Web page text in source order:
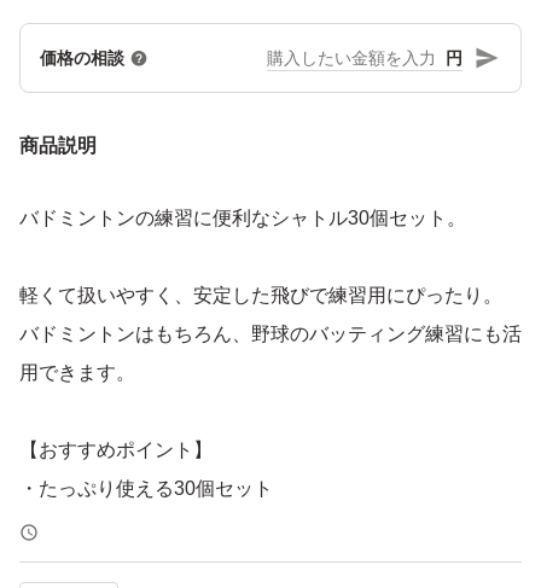
価格の相談 円
商品説明
バドミントンの練習に便利なシャトル30個セット。
軽くて扱いやすく、安定した飛びで練習用にぴったり。
バドミントンはもちろん、野球のバッティング練習にも活
用できます。
【おすすめポイント】
・たっぷり使える30個セット
・練習用に便利なプラスチックシャトル
・屋内 / 屋外どちらでも使用可能